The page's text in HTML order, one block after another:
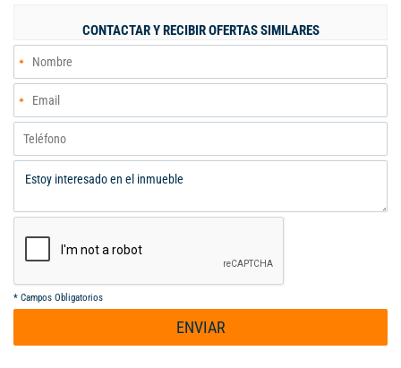
hermoso muro llorón que aporta elegancia y armonía, junto con
un amplio y acogedor patio trasero, perfecto para reuniones
familiares y momentos de descanso. En el tercer nivel dispone
de una zona de gimnasio que se entrega completamente
equipada. Adicionalmente, la casa incluye cortinas blackout y
lámparas, listas para disfrutar desde el primer día. Cuenta con ,
parqueadero privado y una ubicación privilegiada cerca de vías
principales y comercio , esta propiedad es una excelente
oportunidad para vivir con comodidad y estilo.
CONTACTAR Y RECIBIR OFERTAS SIMILARES
* Campos Obligatorios
ENVIAR